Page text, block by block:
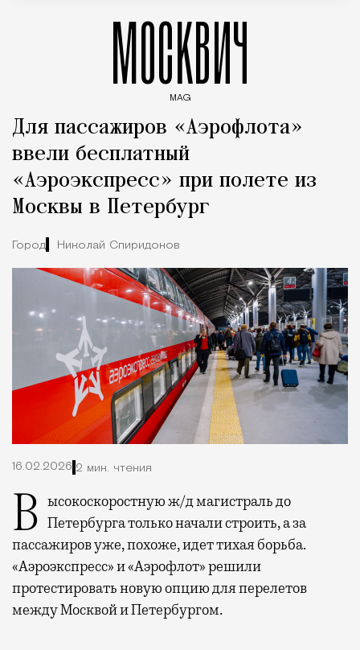
МОСКВИЧ
MAG
Для пассажиров «Аэрофлота»
ввели бесплатный
«Аэроэкспресс» при полете из
Москвы в Петербург
Город Николай Спиридонов
16.02.2026 2 мин. чтения
Высокоскоростную ж/д магистраль до Петербурга только начали строить, а за
пассажиров уже, похоже, идет тихая борьба.
«Аэроэкспресс» и «Аэрофлот» решили
протестировать новую опцию для перелетов
между Москвой и Петербургом.